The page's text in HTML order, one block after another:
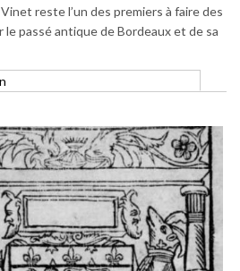
reste l’un des premiers à faire des
le passé antique de Bordeaux et de sa